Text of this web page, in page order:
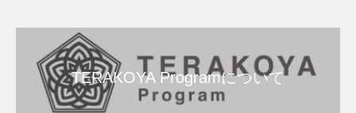
TERAKOYA Programについて